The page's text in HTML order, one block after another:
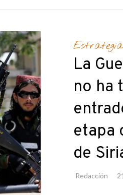
Estrategia
La
no ha
etapa
de
Redacción